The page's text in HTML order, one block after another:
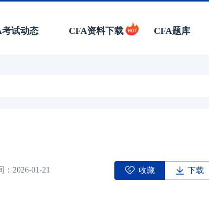
考试动态 CFA资料下载 CFA题库
：2026-01-21 收藏 下载